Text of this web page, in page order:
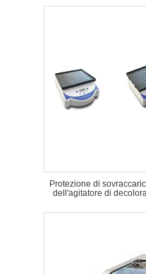
Protezione di
dell'agitatore di